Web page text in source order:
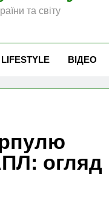
та світу
LIFESTYLE ВІДЕО
огляд